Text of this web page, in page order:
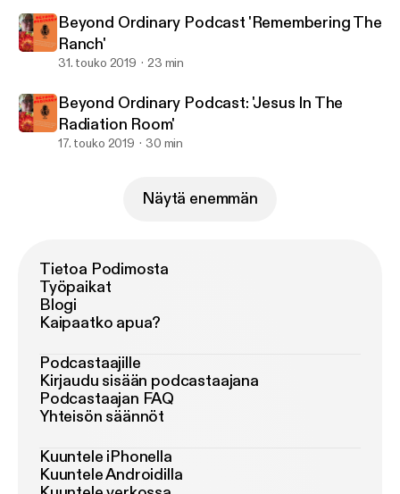
Beyond Ordinary Podcast 'Remembering The
Ranch'
31. touko 2019 23 min
Beyond Ordinary Podcast: 'Jesus In The
Radiation Room'
17. touko 2019 30 min
Näytä enemmän
Tietoa Podimosta
Työpaikat
Blogi
Kaipaatko apua?
Podcastaajille
Kirjaudu sisään podcastaajana
Podcastaajan FAQ
Yhteisön säännöt
Kuuntele iPhonella
Kuuntele Androidilla